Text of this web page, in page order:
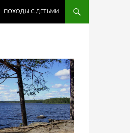
ПОХОДЫ С ДЕТЬМИ